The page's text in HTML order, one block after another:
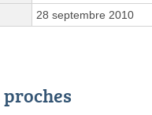
28 septembre 2010